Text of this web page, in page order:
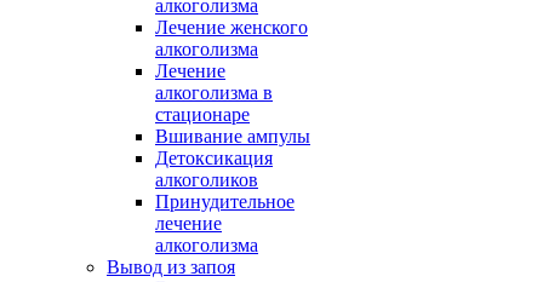
алкоголизма
Лечение женского
алкоголизма
Лечение
алкоголизма в
стационаре
Вшивание ампулы
Детоксикация
алкоголиков
Принудительное
лечение
алкоголизма
Вывод из запоя